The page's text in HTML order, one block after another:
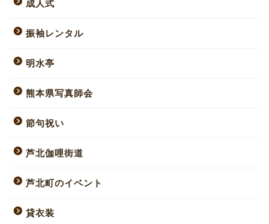
成人式
振袖レンタル
明水亭
熊本県写真師会
節句祝い
芦北伽哩街道
芦北町のイベント
貸衣装